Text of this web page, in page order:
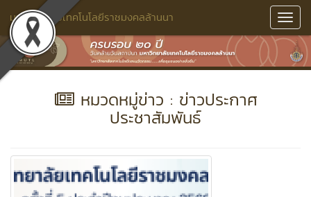
มหาวิทยาลัยเทคโนโลยีราชมงคลล้านนา
หมวดหมู่ข่าว : ข่าวประกาศ
ประชาสัมพันธ์